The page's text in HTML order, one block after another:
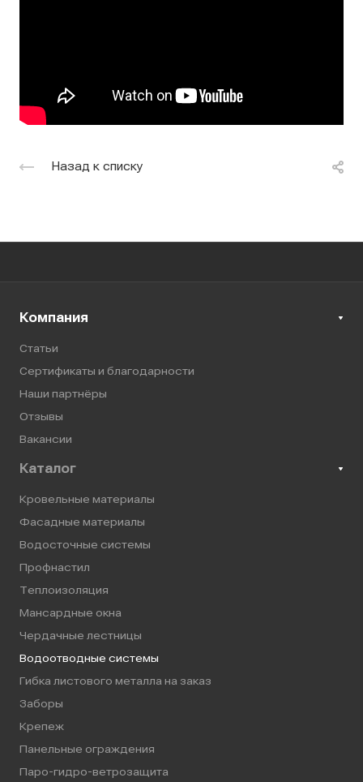
Назад к списку
Компания
Статьи
Сертификаты и благодарности
Наши партнёры
Отзывы
Вакансии
Каталог
Кровельные материалы
Фасадные материалы
Водосточные системы
Профнастил
Теплоизоляция
Мансардные окна
Чердачные лестницы
Водоотводные системы
Гибка листового металла на заказ
Заборы
Крепеж
Панельные ограждения
Паро-гидро-ветрозащита